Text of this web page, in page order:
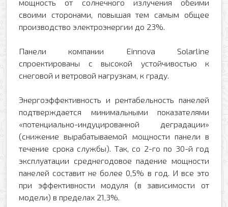
мощность от солнечного излучения обеими
своими сторонами, повышая тем самым общее
производство электроэнергии до 23%.
Панели компании Einnova Solarline
спроектированы с высокой устойчивостью к
снеговой и ветровой нагрузкам, к граду.
Энергоэффективность и рентабельность панелей
подтверждается минимальными показателями
«потенциально-индуцированной деградации»
(снижение вырабатываемой мощности панели в
течение срока службы). Так, со 2-го по 30-й год
эксплуатации среднегодовое падение мощности
панелей составит не более 0,5% в год. И все это
при эффективности модуля (в зависимости от
модели) в пределах 21,3%.